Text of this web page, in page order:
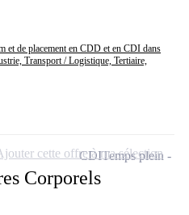
et de placement en CDD et en CDI dans
Transport / Logistique, Tertiaire,
Corporels
CDITemps plein
cette offre à ma sélection